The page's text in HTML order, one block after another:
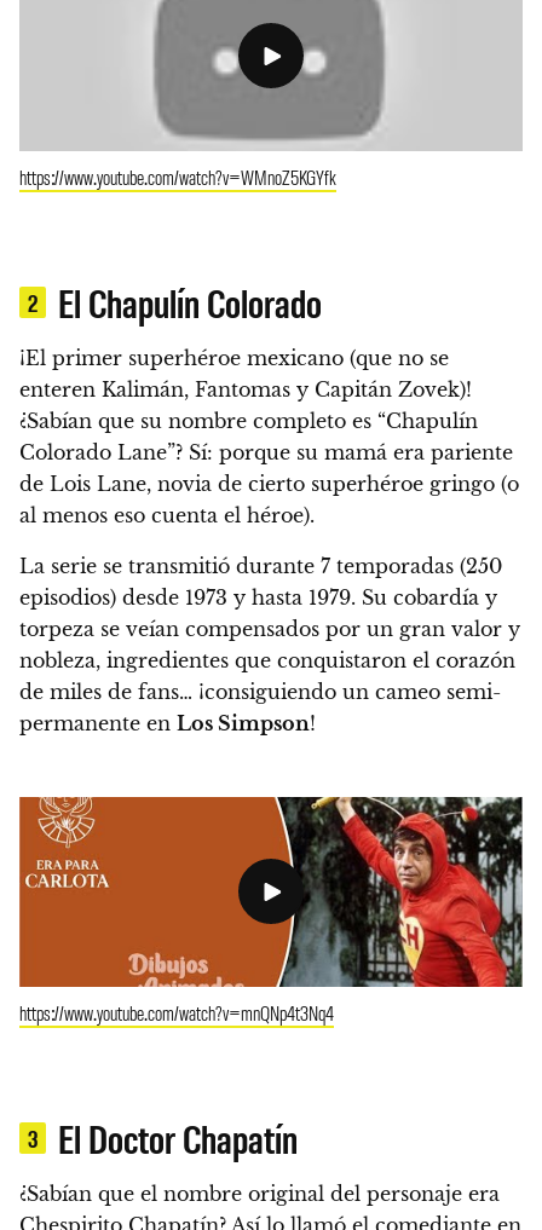
https://www.youtube.com/watch?v=WMnoZ5KGYfk
2 El Chapulín Colorado
¡El primer superhéroe mexicano (que no se
enteren Kalimán, Fantomas y Capitán Zovek)!
¿Sabían que su nombre completo es “Chapulín
Colorado Lane”? Sí: porque su mamá era pariente
de Lois Lane, novia de cierto superhéroe gringo (o
al menos eso cuenta el héroe).
La serie se transmitió durante 7 temporadas (250
episodios) desde 1973 y hasta 1979. Su cobardía y
torpeza se veían compensados por un gran valor y
nobleza, ingredientes que conquistaron el corazón
de miles de fans… ¡consiguiendo un cameo semi-
permanente en Los Simpson!
https://www.youtube.com/watch?v=mnQNp4t3Nq4
3 El Doctor Chapatín
¿Sabían que el nombre original del personaje era
Chespirito Chapatín? Así lo llamó el comediante en